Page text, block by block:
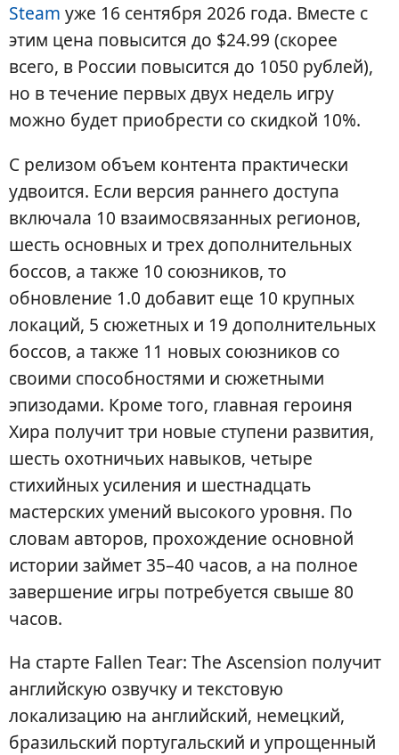
Steam уже 16 сентября 2026 года. Вместе с
этим цена повысится до $24.99 (скорее
всего, в России повысится до 1050 рублей),
но в течение первых двух недель игру
можно будет приобрести со скидкой 10%.
С релизом объем контента практически
удвоится. Если версия раннего доступа
включала 10 взаимосвязанных регионов,
шесть основных и трех дополнительных
боссов, а также 10 союзников, то
обновление 1.0 добавит еще 10 крупных
локаций, 5 сюжетных и 19 дополнительных
боссов, а также 11 новых союзников со
своими способностями и сюжетными
эпизодами. Кроме того, главная героиня
Хира получит три новые ступени развития,
шесть охотничьих навыков, четыре
стихийных усиления и шестнадцать
мастерских умений высокого уровня. По
словам авторов, прохождение основной
истории займет 35–40 часов, а на полное
завершение игры потребуется свыше 80
часов.
На старте Fallen Tear: The Ascension получит
английскую озвучку и текстовую
локализацию на английский, немецкий,
бразильский португальский и упрощенный